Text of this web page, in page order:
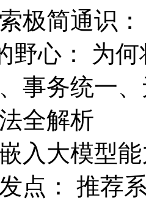
极简通识
野心： 为
事务统一
全解析
入大模型
点： 推荐